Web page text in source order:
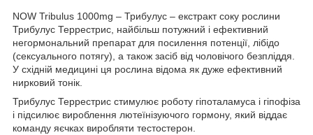
NOW Tribulus 1000mg – Трибулус – екстракт соку рослини
Трибулус Террестрис, найбільш потужний і ефективний
негормональний препарат для посилення потенції, лібідо
(сексуального потягу), а також засіб від чоловічого безпліддя.
У східній медицині ця рослина відома як дуже ефективний
нирковий тонік.
Трибулус Террестрис стимулює роботу гіпоталамуса і гіпофіза
і підсилює вироблення лютеїнізуючого гормону, який віддає
команду яєчках виробляти тестостерон.